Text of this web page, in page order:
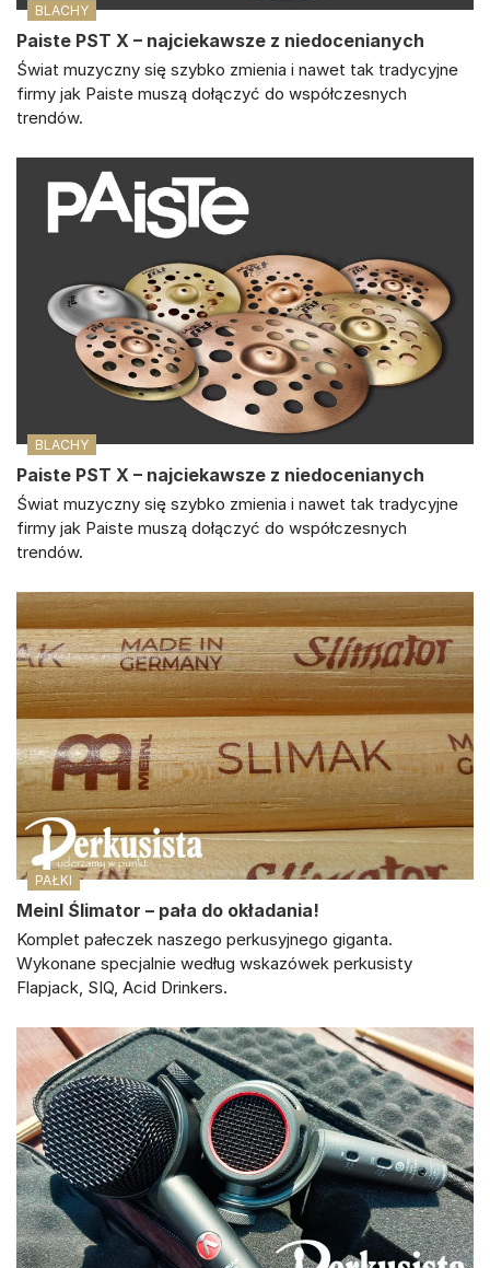
BLACHY
Paiste PST X – najciekawsze z niedocenianych
Świat muzyczny się szybko zmienia i nawet tak tradycyjne
firmy jak Paiste muszą dołączyć do współczesnych
trendów.
BLACHY
Paiste PST X – najciekawsze z niedocenianych
Świat muzyczny się szybko zmienia i nawet tak tradycyjne
firmy jak Paiste muszą dołączyć do współczesnych
trendów.
PAŁKI
Meinl Ślimator – pała do okładania!
Komplet pałeczek naszego perkusyjnego giganta.
Wykonane specjalnie według wskazówek perkusisty
Flapjack, SIQ, Acid Drinkers.